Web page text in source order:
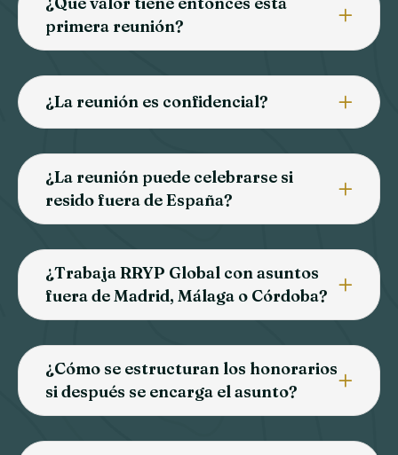
primera reunión?
¿La reunión es confidencial?
¿La reunión puede celebrarse si
resido fuera de España?
¿Trabaja RRYP Global con asuntos
fuera de Madrid, Málaga o Córdoba?
¿Cómo se estructuran los honorarios
si después se encarga el asunto?